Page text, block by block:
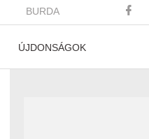
BURDA
ÚJDONSÁGOK